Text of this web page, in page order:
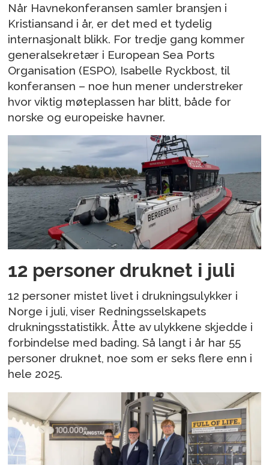
Når Havnekonferansen samler bransjen i
Kristiansand i år, er det med et tydelig
internasjonalt blikk. For tredje gang kommer
generalsekretær i European Sea Ports
Organisation (ESPO), Isabelle Ryckbost, til
konferansen – noe hun mener understreker
hvor viktig møteplassen har blitt, både for
norske og europeiske havner.
12 personer druknet i juli
12 personer mistet livet i drukningsulykker i
Norge i juli, viser Redningsselskapets
drukningsstatistikk. Åtte av ulykkene skjedde i
forbindelse med bading. Så langt i år har 55
personer druknet, noe som er seks flere enn i
hele 2025.